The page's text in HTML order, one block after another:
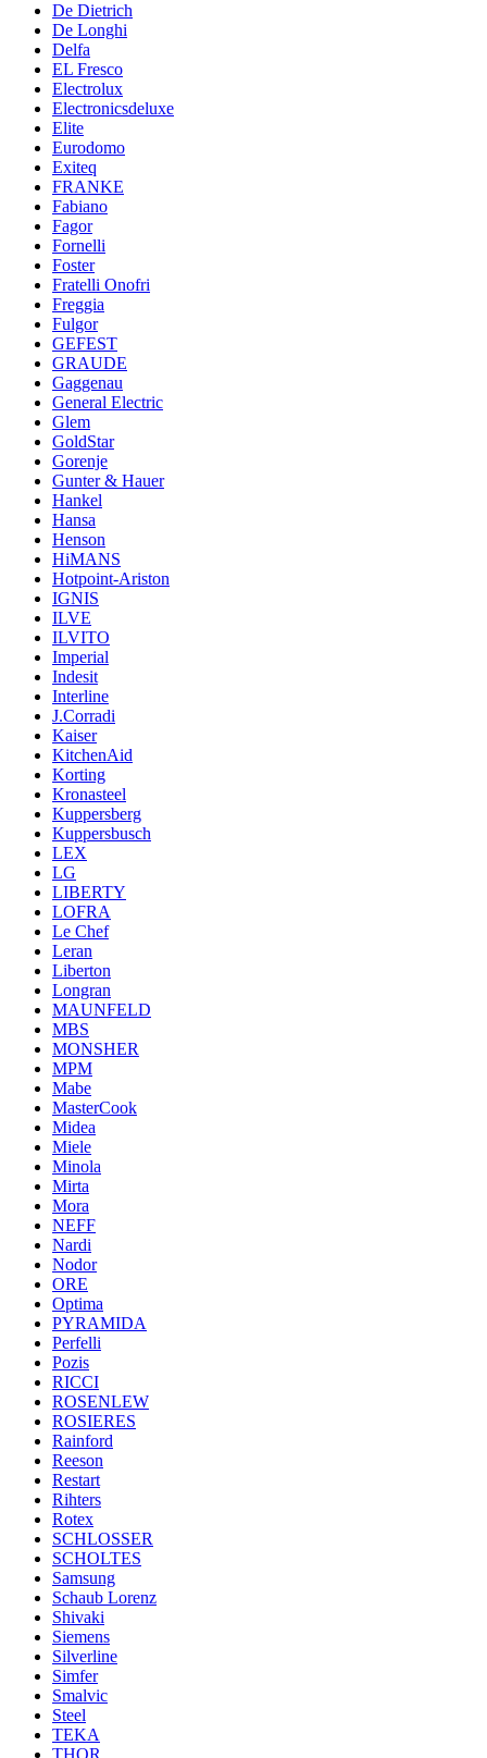
De Dietrich
De Longhi
Delfa
EL Fresco
Electrolux
Electronicsdeluxe
Elite
Eurodomo
Exiteq
FRANKE
Fabiano
Fagor
Fornelli
Foster
Fratelli Onofri
Freggia
Fulgor
GEFEST
GRAUDE
Gaggenau
General Electric
Glem
GoldStar
Gorenje
Gunter & Hauer
Hankel
Hansa
Henson
HiMANS
Hotpoint-Ariston
IGNIS
ILVE
ILVITO
Imperial
Indesit
Interline
J.Corradi
Kaiser
KitchenAid
Korting
Kronasteel
Kuppersberg
Kuppersbusch
LEX
LG
LIBERTY
LOFRA
Le Chef
Leran
Liberton
Longran
MAUNFELD
MBS
MONSHER
MPM
Mabe
MasterCook
Midea
Miele
Minola
Mirta
Mora
NEFF
Nardi
Nodor
ORE
Optima
PYRAMIDA
Perfelli
Pozis
RICCI
ROSENLEW
ROSIERES
Rainford
Reeson
Restart
Rihters
Rotex
SCHLOSSER
SCHOLTES
Samsung
Schaub Lorenz
Shivaki
Siemens
Silverline
Simfer
Smalvic
Steel
TEKA
THOR